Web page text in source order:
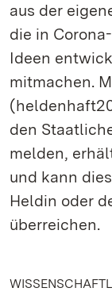
aus der
die in
Ideen
mitmachen.
den
melden,
und kann
Heldin oder
überreichen.